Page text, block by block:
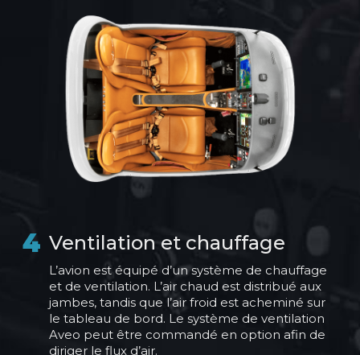
4 Ventilation et chauffage
L’avion est équipé d’un système de chauffage
et de ventilation. L’air chaud est distribué aux
jambes, tandis que l’air froid est acheminé sur
le tableau de bord. Le système de ventilation
Aveo peut être commandé en option afin de
diriger le flux d’air.